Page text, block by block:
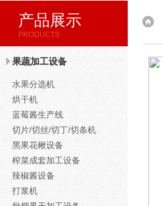
产品展示
PRODUCTS
果蔬加工设备
水果分选机
烘干机
蓝莓酱生产线
切片/切丝/切丁/切条机
黑果花楸设备
榨菜成套加工设备
辣椒酱设备
打浆机